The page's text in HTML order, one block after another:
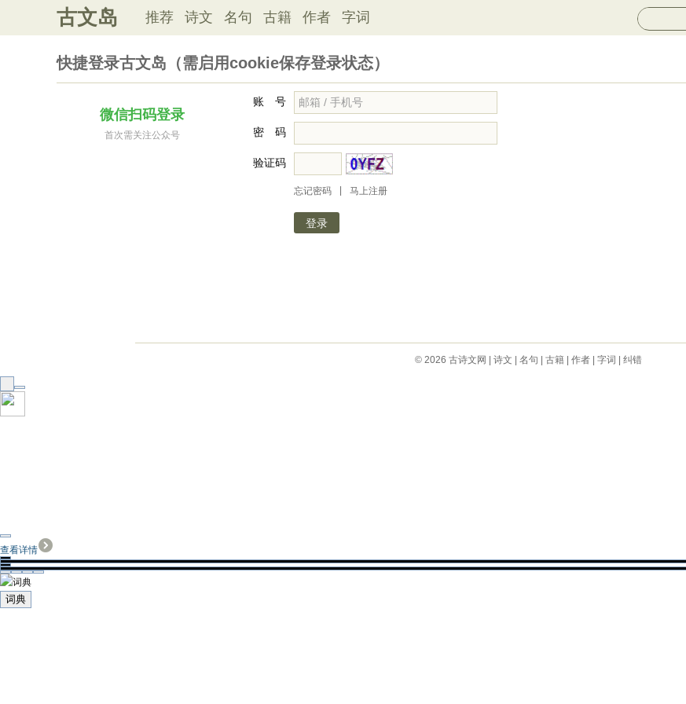
古文岛 推荐 诗文 名句 古籍 作者 字词
快捷登录古文岛（需启用cookie保存登录状态）
微信扫码登录
首次需关注公众号
账 号
密 码
验证码
忘记密码 马上注册
© 2026 古诗文网 诗文 名句 古籍| 作者| 字词 纠错
查看详情
词典